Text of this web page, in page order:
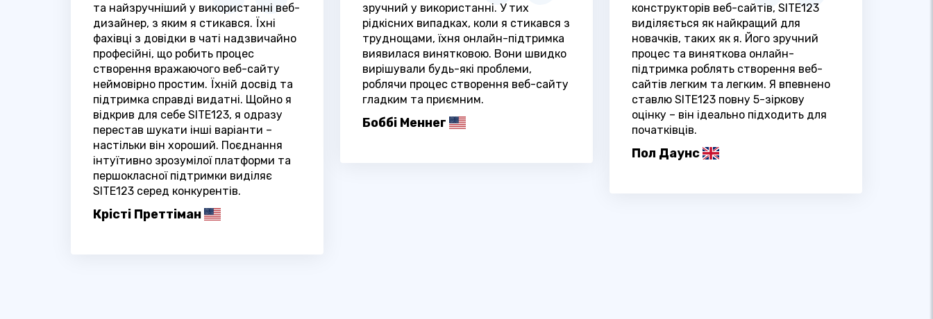
та найзручніший у використанні веб-
дизайнер, з яким я стикався. Їхні
фахівці з довідки в чаті надзвичайно
професійні, що робить процес
створення вражаючого веб-сайту
неймовірно простим. Їхній досвід та
підтримка справді видатні. Щойно я
відкрив для себе SITE123, я одразу
перестав шукати інші варіанти –
настільки він хороший. Поєднання
інтуїтивно зрозумілої платформи та
першокласної підтримки виділяє
SITE123 серед конкурентів.
Крісті Преттіман
зручний у використанні. У тих
рідкісних випадках, коли я стикався з
труднощами, їхня онлайн-підтримка
виявилася винятковою. Вони швидко
вирішували будь-які проблеми,
роблячи процес створення веб-сайту
гладким та приємним.
Боббі Меннег
конструкторів веб-сайтів, SITE123
виділяється як найкращий для
новачків, таких як я. Його зручний
процес та виняткова онлайн-
підтримка роблять створення веб-
сайтів легким та легким. Я впевнено
ставлю SITE123 повну 5-зіркову
оцінку – він ідеально підходить для
початківців.
Пол Даунс